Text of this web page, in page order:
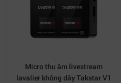
Micro thu âm livestream
lavalier không dây Takstar V1